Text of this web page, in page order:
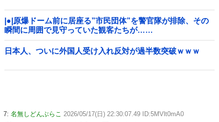
|●|原爆ドーム前に居座る”市民団体”を警官隊が排除、その
瞬間に周囲で見守っていた観客たちが……
日本人、ついに外国人受け入れ反対が過半数突破ｗｗｗ
7: 名無しどんぶらこ 2026/05/17(日) 22:30:07.49 ID:5MVlt0mA0